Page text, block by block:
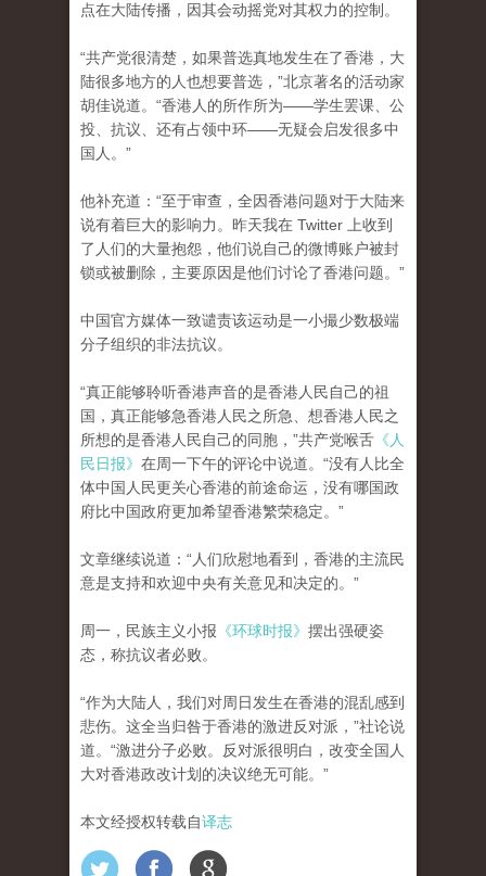
点在大陆传播，因其会动摇党对其权力的控制。
“共产党很清楚，如果普选真地发生在了香港，大
陆很多地方的人也想要普选，”北京著名的活动家
胡佳说道。“香港人的所作所为——学生罢课、公
投、抗议、还有占领中环——无疑会启发很多中
国人。”
他补充道：“至于审查，全因香港问题对于大陆来
说有着巨大的影响力。昨天我在 Twitter 上收到
了人们的大量抱怨，他们说自己的微博账户被封
锁或被删除，主要原因是他们讨论了香港问题。”
中国官方媒体一致谴责该运动是一小撮少数极端
分子组织的非法抗议。
“真正能够聆听香港声音的是香港人民自己的祖
国，真正能够急香港人民之所急、想香港人民之
所想的是香港人民自己的同胞，”共产党喉舌 《人
民日报》 在周一下午的评论中说道。“没有人比全
体中国人民更关心香港的前途命运，没有哪国政
府比中国政府更加希望香港繁荣稳定。”
文章继续说道：“人们欣慰地看到，香港的主流民
意是支持和欢迎中央有关意见和决定的。”
周一，民族主义小报 《环球时报》 摆出强硬姿
态，称抗议者必败。
“作为大陆人，我们对周日发生在香港的混乱感到
悲伤。这全当归咎于香港的激进反对派，”社论说
道。“激进分子必败。反对派很明白，改变全国人
大对香港政改计划的决议绝无可能。”
本文经授权转载自译志